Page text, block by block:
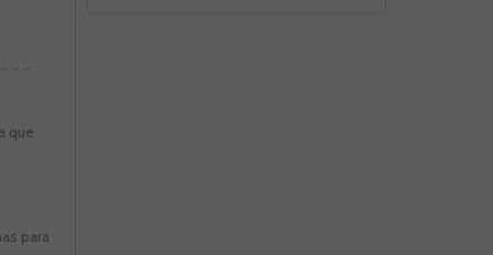
que
para